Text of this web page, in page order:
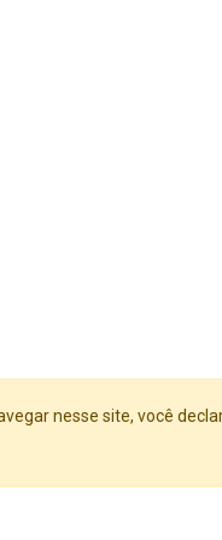
nesse site, você